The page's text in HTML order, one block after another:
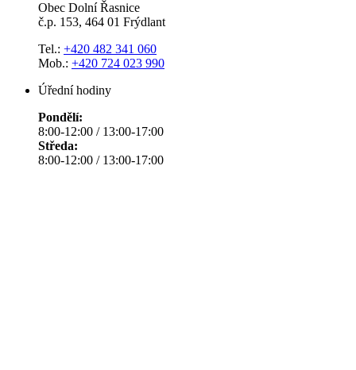
Obec Dolní Řasnice
č.p. 153, 464 01 Frýdlant
Tel.: +420 482 341 060
Mob.: +420 724 023 990
Úřední hodiny
Pondělí:
8:00-12:00 / 13:00-17:00
Středa:
8:00-12:00 / 13:00-17:00